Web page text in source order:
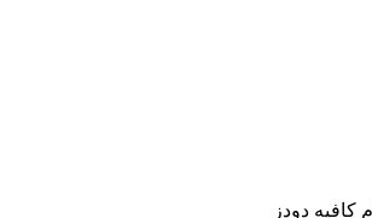
كافيه دودز